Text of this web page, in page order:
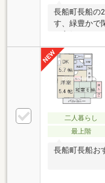
長船町長船の
す、緑豊かで
二人暮らし
最上階
長船町長船お